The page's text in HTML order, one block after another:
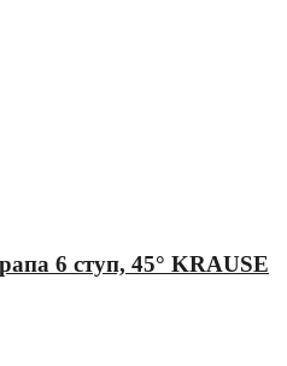
6 ступ, 45° KRAUSE